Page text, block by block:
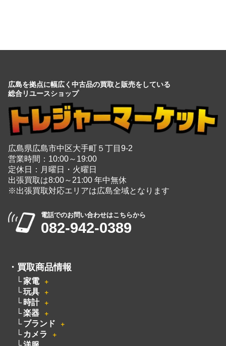
広島を拠点に幅広く中古品の買取と販売をしている
総合リユースショップ
広島県広島市中区大手町５丁目9-2
営業時間：10:00～19:00
※出張買取対応エリアは広島全域となります
082-942-0389
買取商品情報